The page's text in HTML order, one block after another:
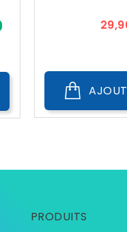
Prix
PRODUITS